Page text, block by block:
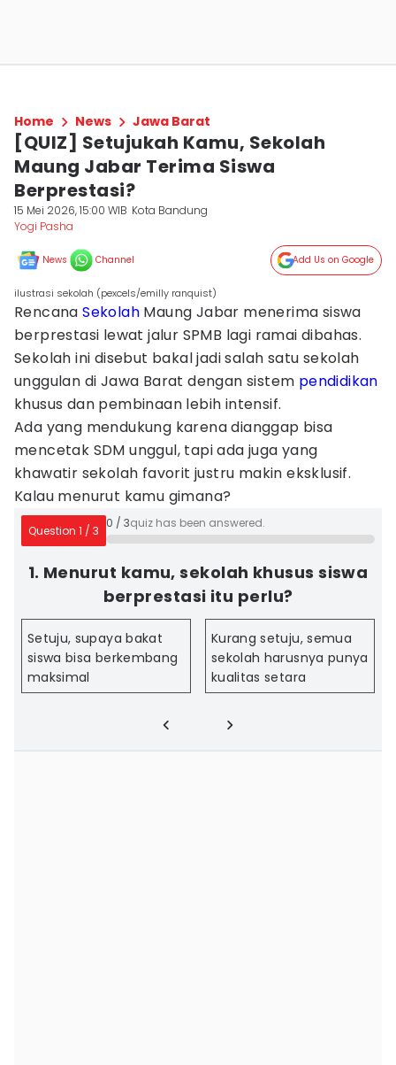
Home News Jawa Barat
[QUIZ] Setujukah Kamu, Sekolah
Maung Jabar Terima Siswa
Berprestasi?
15 Mei 2026, 15:00 WIB Kota Bandung
Yogi Pasha
News Channel Add Us on Google
ilustrasi sekolah (pexcels/emilly ranquist)
RencanaSekolah Maung Jabar menerima siswa
berprestasi lewat jalur SPMB lagi ramai dibahas.
Sekolah ini disebut bakal jadi salah satu sekolah
unggulan di Jawa Barat dengan sistem pendidikan
khusus dan pembinaan lebih intensif.
Ada yang mendukung karena dianggap bisa
mencetak SDM unggul, tapi ada juga yang
khawatir sekolah favorit justru makin eksklusif.
Kalau menurut kamu gimana?
Question 1 / 3
0 / 3quiz has been answered.
1. Menurut kamu, sekolah khusus siswa
berprestasi itu perlu?
Setuju, supaya bakat
siswa bisa berkembang
maksimal
Kurang setuju, semua
sekolah harusnya punya
kualitas setara